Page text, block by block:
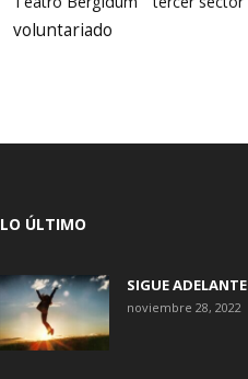
voluntariado
LO ÚLTIMO
SIGUE ADELANTE
noviembre 28, 2022